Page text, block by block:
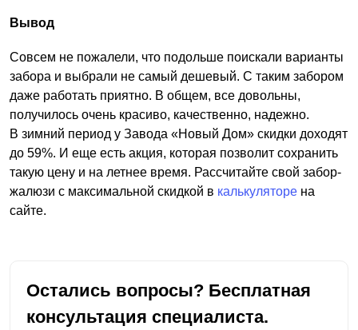
Вывод
Совсем не пожалели, что подольше поискали варианты
забора и выбрали не самый дешевый. С таким забором
даже работать приятно. В общем, все довольны,
получилось очень красиво, качественно, надежно.
В зимний период у Завода «Новый Дом» скидки доходят
до 59%. И еще есть акция, которая позволит сохранить
такую цену и на летнее время. Рассчитайте свой забор-
жалюзи с максимальной скидкой в калькуляторе на
сайте.
Остались вопросы? Бесплатная
консультация специалиста.